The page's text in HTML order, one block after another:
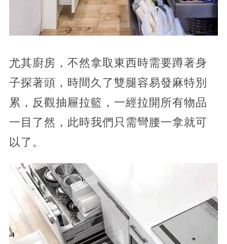
尤其廚房，不然拿取東西時需要蹲著身
子探著頭，時間久了雙腿容易發麻特別
累，反觀抽屜拉籃，一經拉開所有物品
一目了然，此時我們只需彎腰一拿就可
以了。